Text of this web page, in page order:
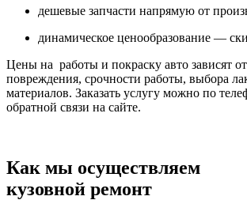
дешевые запчасти напрямую от
динамическое ценообразование —
Цены на работы и покраску авто зависят
повреждения, срочности работы, выбора
материалов. Заказать услугу можно по
обратной связи на сайте.
Как мы осуществляем
кузовной ремонт